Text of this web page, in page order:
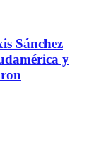
Sánchez
y